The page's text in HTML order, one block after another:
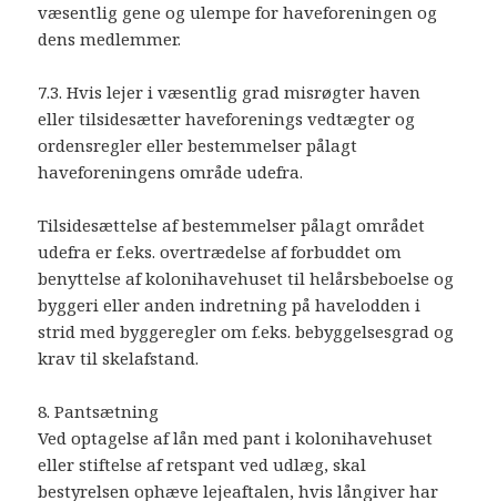
væsentlig gene og ulempe for haveforeningen og
dens medlemmer.
7.3. Hvis lejer i væsentlig grad misrøgter haven
eller tilsidesætter haveforenings vedtægter og
ordensregler eller bestemmelser pålagt
haveforeningens område udefra.
Tilsidesættelse af bestemmelser pålagt området
udefra er f.eks. overtrædelse af forbuddet om
benyttelse af kolonihavehuset til helårsbeboelse og
byggeri eller anden indretning på havelodden i
strid med byggeregler om f.eks. bebyggelsesgrad og
krav til skelafstand.
8. Pantsætning
Ved optagelse af lån med pant i kolonihavehuset
eller stiftelse af retspant ved udlæg, skal
bestyrelsen ophæve lejeaftalen, hvis långiver har